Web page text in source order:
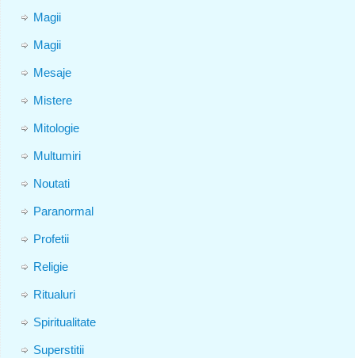
Magii
Magii
Mesaje
Mistere
Mitologie
Multumiri
Noutati
Paranormal
Profetii
Religie
Ritualuri
Spiritualitate
Superstitii